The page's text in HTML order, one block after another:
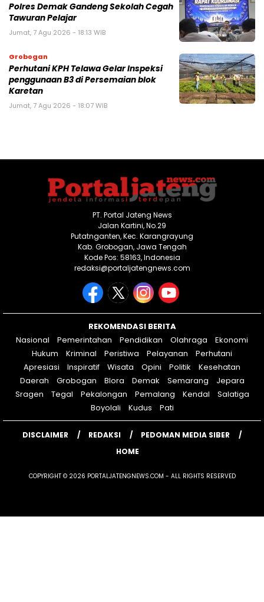
Polres Demak Gandeng Sekolah Cegah
Tawuran Pelajar
Jumat, 7 Agu 2026 - 18:13 WIB
Grobogan
Perhutani KPH Telawa Gelar Inspeksi
penggunaan B3 di Persemaian blok
Karetan
Jumat, 7 Agu 2026 - 18:07 WIB
PT. Portal Jateng News
Jalan Kartini, No.29
Putatnganten, Kec. Karangrayung
Kab. Grobogan, Jawa Tengah
Kode Pos: 58163, Indonesia
redaksi@portaljatengnews.com
REKOMENDASI BERITA
Nasional
Pemerintahan Pendidikan Olahraga
Ekonomi
Hukum
Kriminal Peristiwa Pelayanan
Perhutani
Apresiasi
Inspiratif Wisata Opini Politik
Kesehatan
Daerah
Grobogan Blora Demak Semarang
Jepara
Sragen
Tegal Pekalongan Pemalang Kendal
Salatiga
Boyolali
Kudus Pati
DISCLAIMER REDAKSI
PEDOMAN MEDIA SIBER
HOME
COPYRIGHT © 2026 PORTALJATENGNEWS.COM - ALL RIGHTS RESERVED